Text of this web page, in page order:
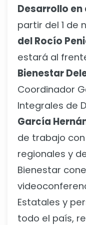
Desarrollo en
partir del 1 de
del Rocío
estará al
Bienestar
Coordinador
Integrales de
García
de trabajo
regionales y
Bienestar
Estatales y
todo el país,